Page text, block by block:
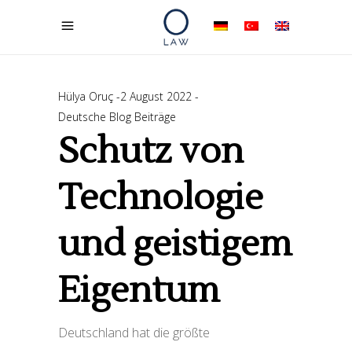
Hülya Oruç 2 August 2022
Deutsche Blog Beiträge
Schutz von
Technologie
und geistigem
Eigentum
Deutschland hat die größte